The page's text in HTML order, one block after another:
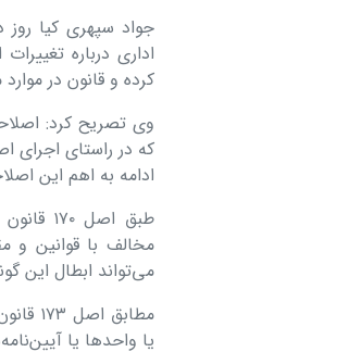
جواد سپهری کیا روز
کرده و قانون در
وی تصریح کرد:
ادامه به اهم این
طبق
مخالف با قوانین و
می‌تواند ابطال این
یا واحدها یا